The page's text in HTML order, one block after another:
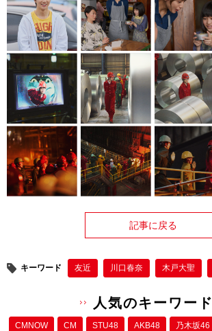
記事に戻る
キーワード 友近 川口春奈 木戸大聖
人気のキーワード
CMNOW CM STU48 AKB48 乃木坂46